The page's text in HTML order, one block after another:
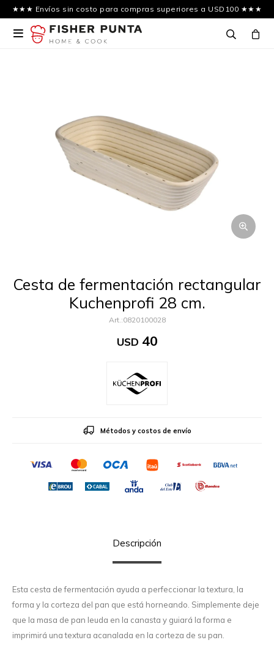
★★★ Envíos sin costo para compras superiores a USD100 ★★★

Cesta de fermentación rectangular
Kuchenprofi 28 cm.
0820100028
USD 40
Métodos y costos de envío
Descripción
Esta cesta de fermentación ayuda a perfeccionar la textura, la
forma y la corteza del pan que está horneando. Simplemente deje
que la masa de pan leuda en la canasta y guiará la forma e
imprimirá una textura acanalada en la corteza de su pan.